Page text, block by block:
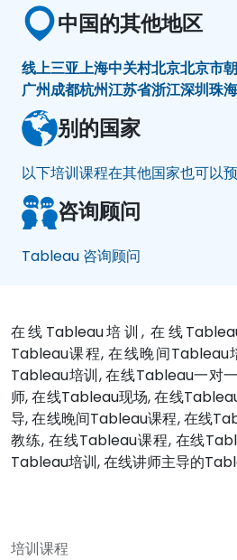
中国的其他地区
线上三亚上海中关村北京北京市
广州成都杭州江苏省浙江深圳珠海
别的国家
以下培训课程在其他国家也可以
咨询顾问
Tableau 咨询顾问
在线Tableau培训, 在线
Tableau课程, 在线晚间Tableau
Tableau培训, 在线Tableau一对
师, 在线Tableau现场, 在线
导, 在线晚间Tableau课程, 在线
教练, 在线Tableau课程, 在线
Tableau培训, 在线讲师主导的
培训课程